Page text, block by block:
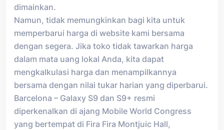
dimainkan.
Namun, tidak memungkinkan bagi kita untuk
memperbarui harga di website kami bersama
dengan segera. Jika toko tidak tawarkan harga
dalam mata uang lokal Anda, kita dapat
mengkalkulasi harga dan menampilkannya
bersama dengan nilai tukar harian yang diperbarui.
Barcelona – Galaxy S9 dan S9+ resmi
diperkenalkan di ajang Mobile World Congress
yang bertempat di Fira Fira Montjuic Hall,